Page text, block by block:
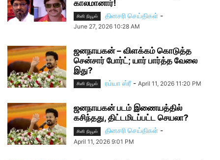
காலமானார்!
சினி நியூஸ் தினசரி செய்திகள் -
June 27, 2026 10:28 AM
ஜனநாயகன் – விளக்கம் கொடுத்த
சென்சார் போர்ட்; யார் பார்த்த வேலை
இது?
சினி நியூஸ் ரம்யா ஸ்ரீ - April 11, 2026 11:20 PM
ஜனநாயகன் படம் இணையத்தில்
கசிந்தது, திட்டமிடப்பட்ட செயலா?
சினி நியூஸ் தினசரி செய்திகள் -
April 11, 2026 9:01 PM